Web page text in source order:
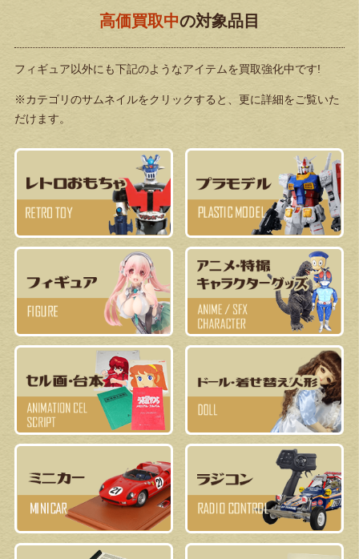
高価買取中の対象品目
フィギュア以外にも下記のようなアイテムを買取強化中です!
※カテゴリのサムネイルをクリックすると、更に詳細をご覧いた
だけます。